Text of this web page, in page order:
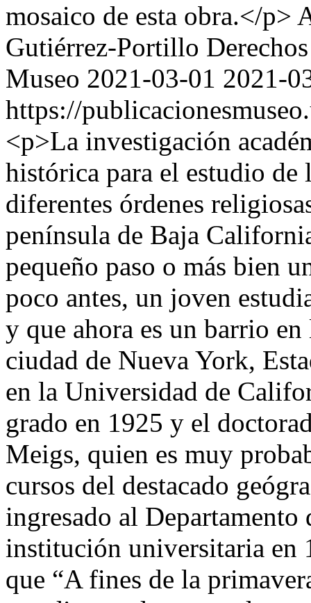
mosaico de esta obra.</p>
Gutiérrez-Portillo
Museo 2021-03-01 2021-
https://
<p>La investigación
histórica para el estudio de
diferentes órdenes
península de Baja
pequeño paso o más bien
poco antes, un joven
y que ahora es un barrio
ciudad de Nueva York,
en la Universidad de
grado en 1925 y el
Meigs, quien es muy
cursos del destacado
ingresado al
institución universitaria en
que “A fines de la